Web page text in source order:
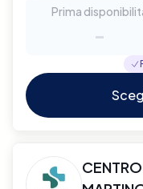
Prima
-